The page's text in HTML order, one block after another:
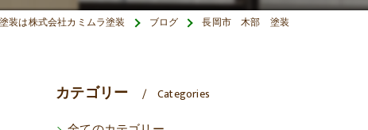
装は株式会社カミムラ塗装 ブログ 長岡市 木部 塗装
カテゴリー Categories